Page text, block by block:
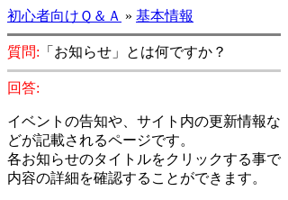
初心者向けＱ＆Ａ » 基本情報
質問: 「お知らせ」とは何ですか？
回答:
イベントの告知や、サイト内の更新情報な
どが記載されるページです。
各お知らせのタイトルをクリックする事で
内容の詳細を確認することができます。